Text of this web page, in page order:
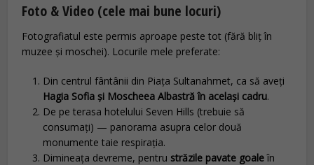
Foto & Video (cele mai bune locuri)
Fotografiatul este permis aproape peste tot (fără bliț în
muzee și moschei). Locurile mele preferate:
Din centrul fântânii din Piața Sultanahmet, ca să aveți
Hagia Sofia și Moscheea Albastră în același cadru.
De pe terasa hotelului Seven Hills (trebuie să
consumați) — panorama asupra celor două
monumente taie respirația.
Dimineața devreme, pentru străzile pavate goaleîn